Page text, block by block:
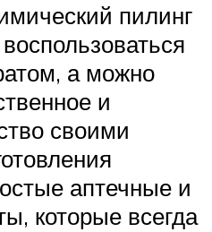
пилинг
а можно
и
своими
аптечные и
которые всегда